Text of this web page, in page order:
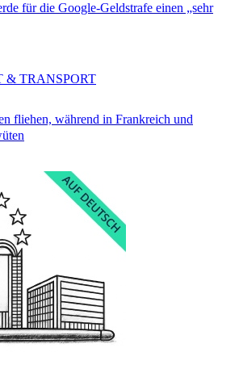
für die Google-Geldstrafe einen „sehr
fliehen, während in Frankreich und
& TRANSPORT